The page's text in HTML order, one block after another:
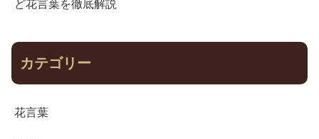
ど花言葉を徹底解説
カテゴリー
花言葉